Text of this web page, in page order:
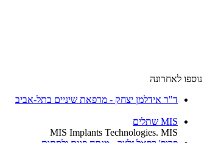
נוספו לאחרונה
ד"ר אידלמן יצחק - מרפאת שיניים בתל-אביב
MIS שתלים
MIS Implants Technologies. MIS